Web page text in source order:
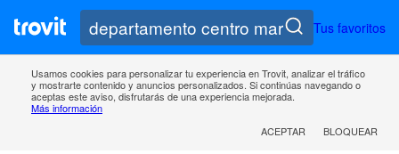
Tus favoritos
Usamos cookies para personalizar tu experiencia en Trovit, analizar el tráfico
y mostrarte contenido y anuncios personalizados. Si continúas navegando o
aceptas este aviso, disfrutarás de una experiencia mejorada.
Más información
ACEPTAR
BLOQUEAR